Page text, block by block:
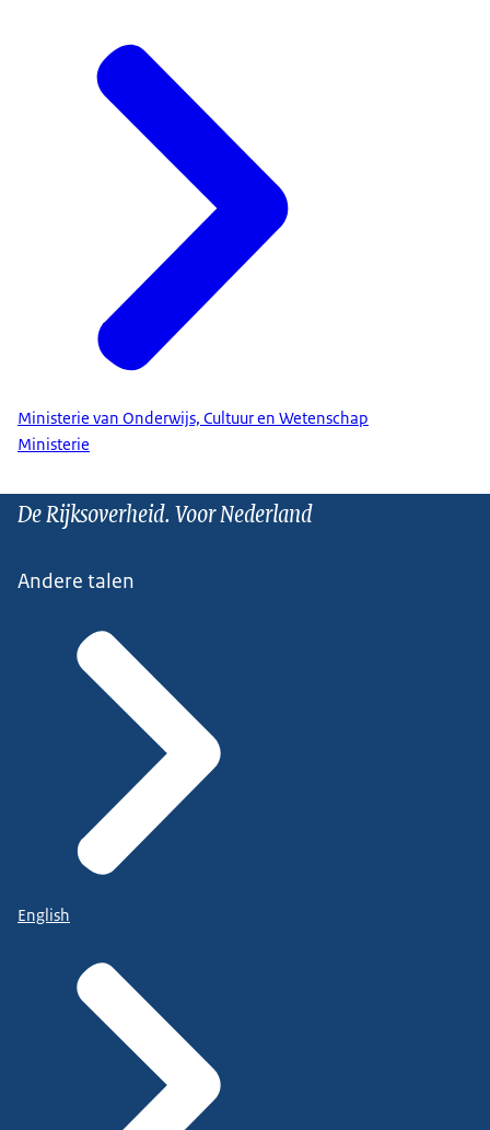
Ministerie van Onderwijs, Cultuur en Wetenschap
Ministerie
De Rijksoverheid. Voor Nederland
Andere talen
English